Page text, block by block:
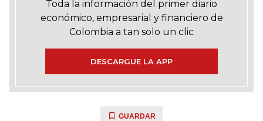
Toda la información del primer diario
económico, empresarial y financiero de
Colombia a tan solo un clic
DESCARGUE LA APP
GUARDAR